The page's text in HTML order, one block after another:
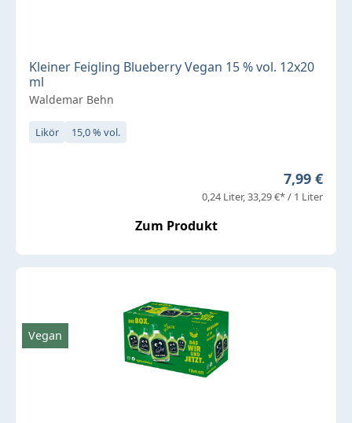
Kleiner Feigling Blueberry Vegan 15 % vol. 12x20
ml
Waldemar Behn
Likör 15,0 % vol.
Regulärer
7,99 €
0,24 Liter 33,29 €* / 1 Liter
Zum Produkt
Vegan